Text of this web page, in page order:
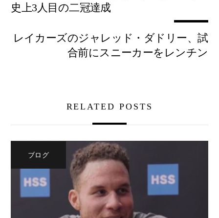
史上3人目の二冠達成
レイカーズのジャレッド・ダドリー、試
合前にスニーカーをレンチン
RELATED POSTS
ブログ